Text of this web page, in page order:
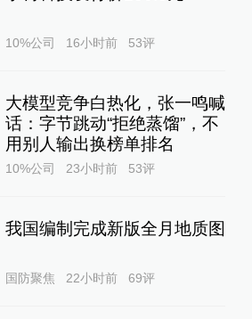
10%公司 16小时前 53评
大模型竞争白热化，张一鸣喊
话：字节跳动“拒绝蒸馏”，不
用别人输出换榜单排名
10%公司 23小时前 53评
我国编制完成新版全月地质图
国防聚焦 22小时前 69评